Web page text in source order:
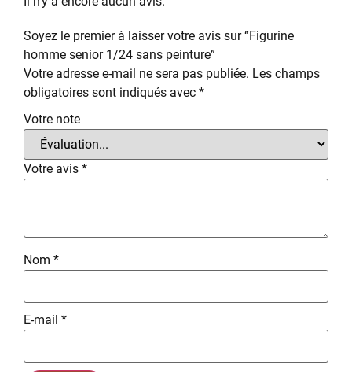
Soyez le premier à laisser votre avis sur “Figurine
homme senior 1/24 sans peinture”
Votre adresse e-mail ne sera pas publiée. Les champs
obligatoires sont indiqués avec *
Votre note
Votre avis *
Nom *
E-mail *